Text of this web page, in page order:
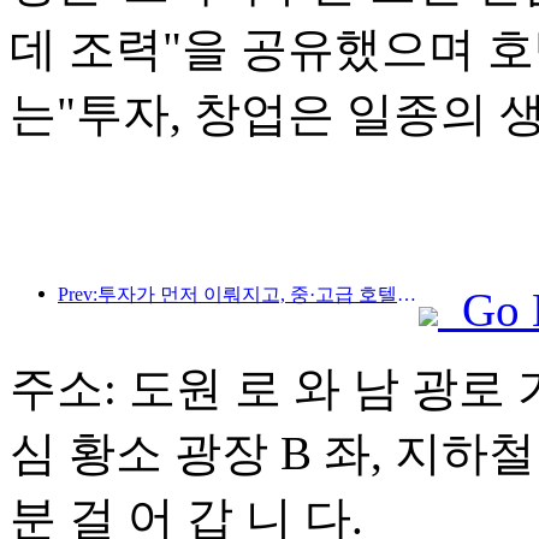
데 조력"을 공유했으며
는"투자, 창업은 일종의
Prev:투자가 먼저 이뤄지고, 중·고급 호텔은 투기 단계를 넘어섰다.
Go
주소: 도원 로 와 남 광로
심 황소 광장 B 좌, 지하
분 걸 어 갑 니 다.